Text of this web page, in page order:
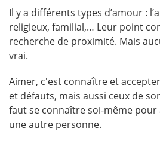
Il y a différents types d’amour :
religieux, familial,… Leur point
recherche de proximité. Mais
vrai.
Aimer, c'est connaître et
et défauts, mais aussi ceux de
faut se connaître soi-même
une autre personne.